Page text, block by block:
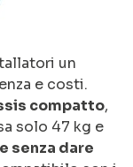
un
e costi.
compatto,
solo 47 kg e
senza dare